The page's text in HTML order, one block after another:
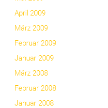
April 2009
März 2009
Februar 2009
Januar 2009
März 2008
Februar 2008
Januar 2008